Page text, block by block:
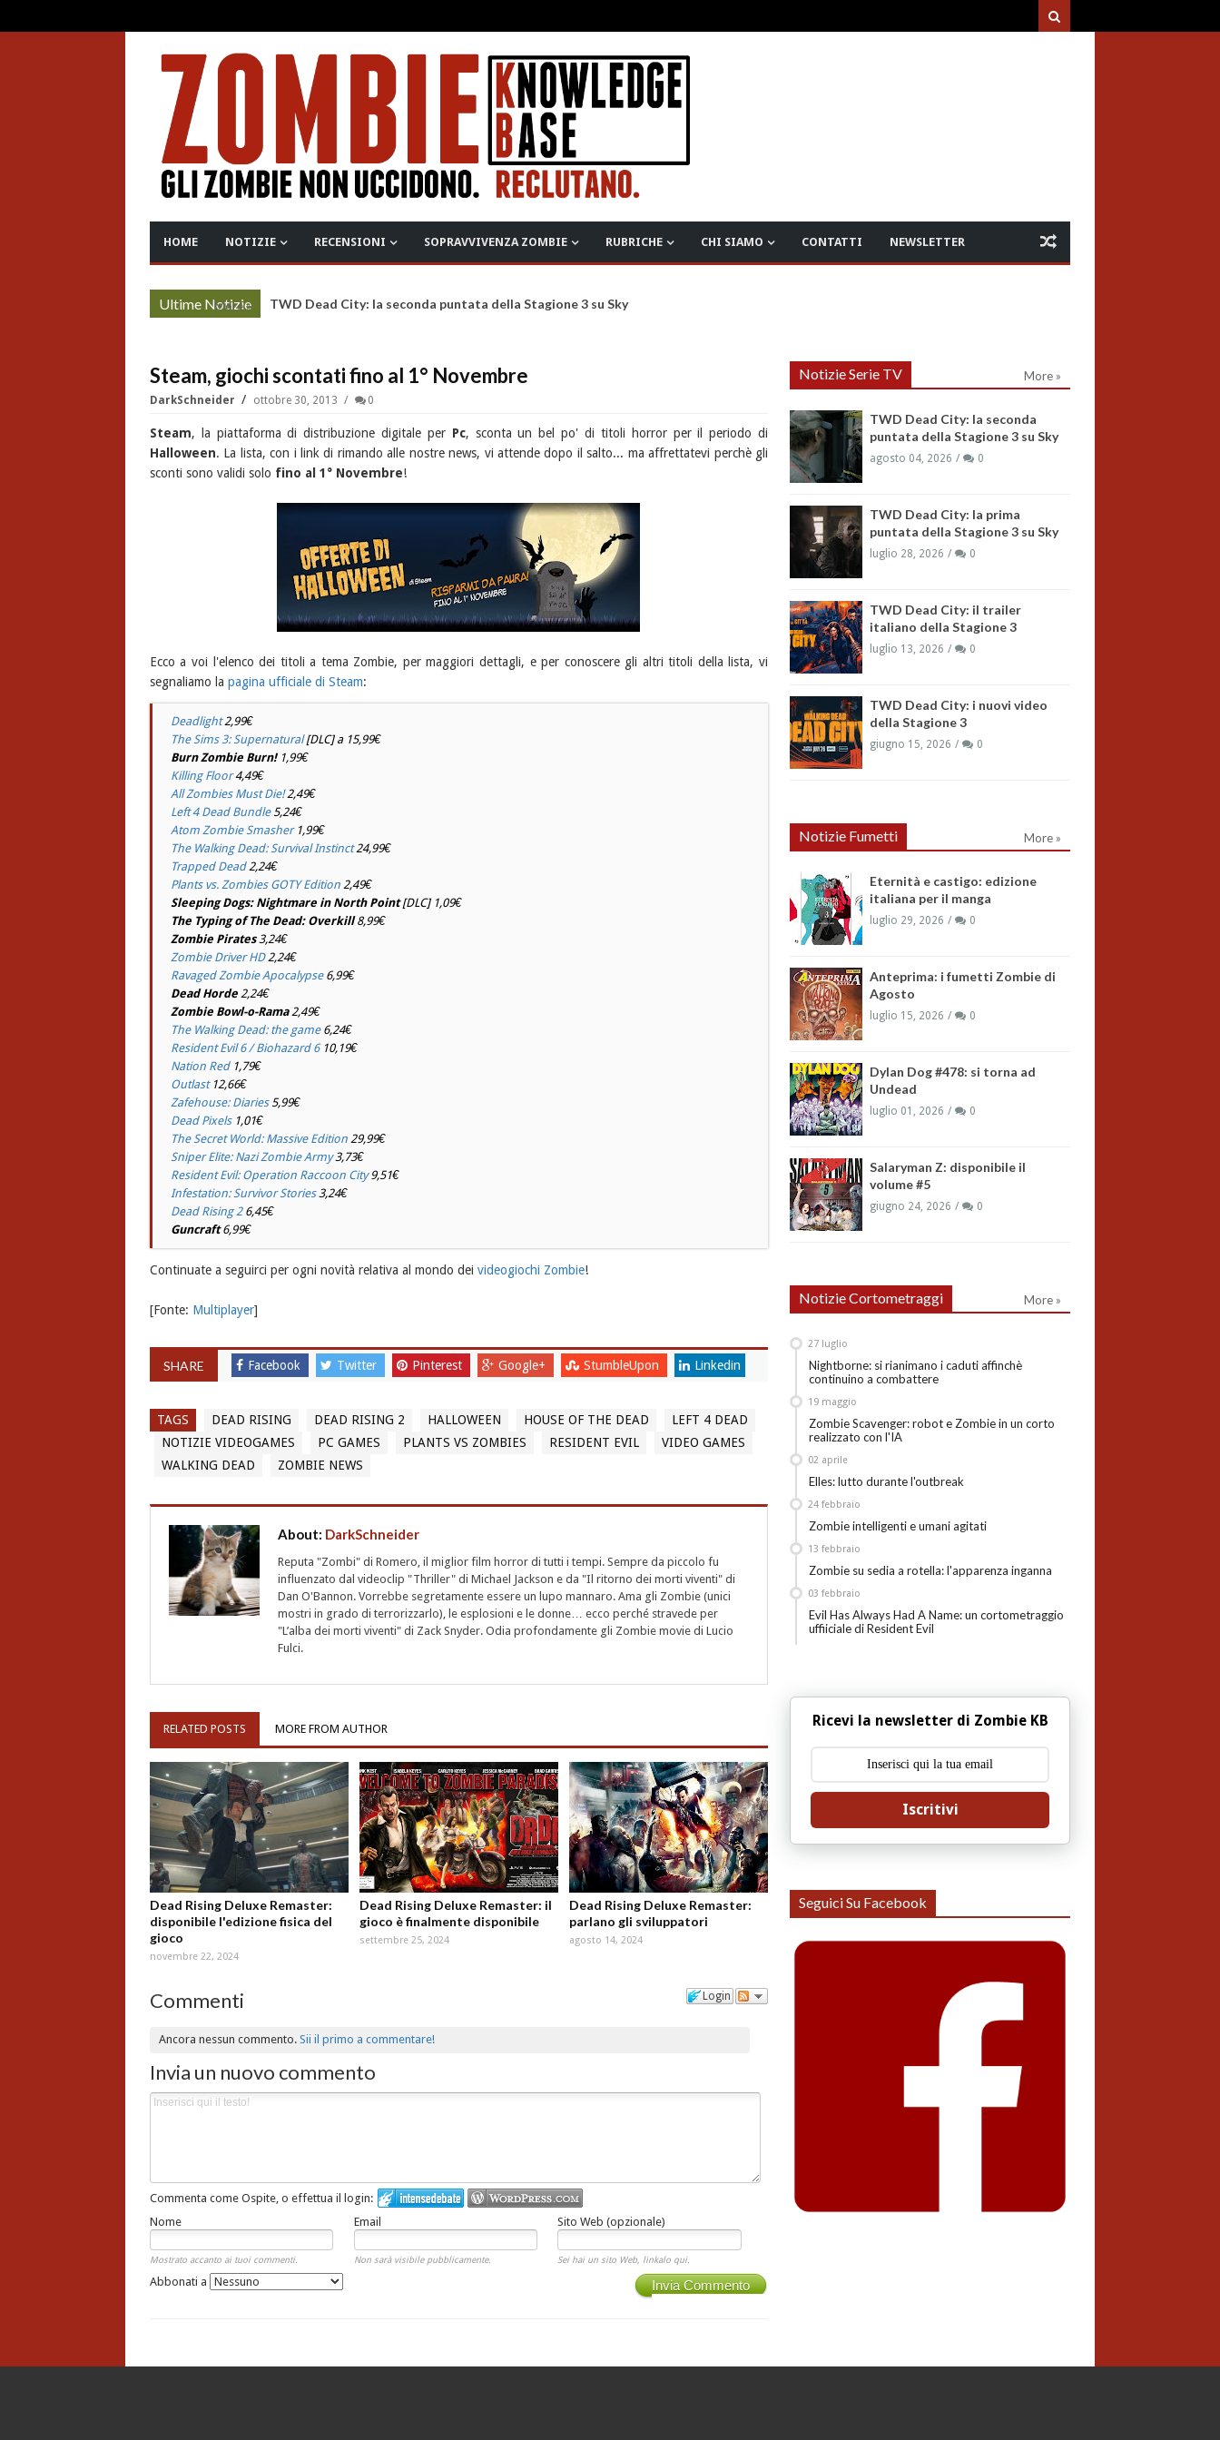
HOME NOTIZIE RECENSIONI SOPRAVVIVENZA ZOMBIE RUBRICHE CHI SIAMO CONTATTI NEWSLETTER
Ultime Notizie
More » TWD Dead City: la seconda puntata della Stagione 3 su Sky
Steam, giochi scontati fino al 1° Novembre
DarkSchneider ottobre 30, 2013 0
Steam, la piattaforma di distribuzione digitale per Pc, sconta un bel po' di titoli horror per il periodo di
Halloween. La lista, con i link di rimando alle nostre news, vi attende dopo il salto... ma affrettatevi perchè gli
sconti sono validi solo fino al 1° Novembre!
Ecco a voi l'elenco dei titoli a tema Zombie, per maggiori dettagli, e per conoscere gli altri titoli della lista, vi
segnaliamo la pagina ufficiale di Steam:
Deadlight2,99€
The Sims 3: Supernatural[DLC] a 15,99€
Burn Zombie Burn!1,99€
Killing Floor4,49€
All Zombies Must Die!2,49€
Left 4 Dead Bundle5,24€
Atom Zombie Smasher1,99€
The Walking Dead: Survival Instinct24,99€
Trapped Dead2,24€
Plants vs. Zombies GOTY Edition2,49€
Sleeping Dogs: Nightmare in North Point[DLC] 1,09€
The Typing of The Dead: Overkill8,99€
Zombie Pirates3,24€
Zombie Driver HD2,24€
Ravaged Zombie Apocalypse6,99€
Dead Horde2,24€
Zombie Bowl-o-Rama2,49€
The Walking Dead: the game6,24€
Resident Evil 6 / Biohazard 610,19€
Nation Red1,79€
Outlast12,66€
Zafehouse: Diaries5,99€
Dead Pixels1,01€
The Secret World: Massive Edition29,99€
Sniper Elite: Nazi Zombie Army3,73€
Resident Evil: Operation Raccoon City9,51€
Infestation: Survivor Stories3,24€
Dead Rising 26,45€
Guncraft6,99€
Continuate a seguirci per ogni novità relativa al mondo dei videogiochi Zombie!
[Fonte: Multiplayer]
SHARE Facebook Twitter Pinterest Google+ StumbleUpon Linkedin
TAGS DEAD RISING DEAD RISING 2 HALLOWEEN HOUSE OF THE DEAD
LEFT 4 DEAD
NOTIZIE VIDEOGAMES
PC GAMES PLANTS VS ZOMBIES RESIDENT EVIL
VIDEO GAMES
WALKING DEAD
ZOMBIE NEWS
About: DarkSchneider
Reputa "Zombi" di Romero, il miglior film horror di tutti i tempi. Sempre da piccolo fu
influenzato dal videoclip "Thriller" di Michael Jackson e da "Il ritorno dei morti viventi" di
Dan O'Bannon. Vorrebbe segretamente essere un lupo mannaro. Ama gli Zombie (unici
mostri in grado di terrorizzarlo), le esplosioni e le donne… ecco perché stravede per
"L’alba dei morti viventi" di Zack Snyder. Odia profondamente gli Zombie movie di Lucio
Fulci.
RELATED POSTS MORE FROM AUTHOR
Dead Rising Deluxe Remaster:
disponibile l'edizione fisica del
gioco
novembre 22, 2024
Dead Rising Deluxe Remaster: il
gioco è finalmente disponibile
settembre 25, 2024
Dead Rising Deluxe Remaster:
parlano gli sviluppatori
agosto 14, 2024
Login
Commenti
Ancora nessun commento.Sii il primo a commentare!
Invia un nuovo commento
Commenta come Ospite, o effettua il login:
Nome
Email Sito Web (opzionale)
Mostrato accanto ai tuoi commenti. Non sarà visibile pubblicamente. Sei hai un sito Web, linkalo qui.
Invia Commento
Abbonati a
Notizie Serie TV More »
TWD Dead City: la seconda
puntata della Stagione 3 su Sky
agosto 04, 2026 0
TWD Dead City: la prima
puntata della Stagione 3 su Sky
luglio 28, 2026 0
TWD Dead City: il trailer
italiano della Stagione 3
luglio 13, 2026 0
TWD Dead City: i nuovi video
della Stagione 3
giugno 15, 2026 0
Notizie Fumetti More »
Eternità e castigo: edizione
italiana per il manga
luglio 29, 2026 0
Anteprima: i fumetti Zombie di
Agosto
luglio 15, 2026 0
Dylan Dog #478: si torna ad
Undead
luglio 01, 2026 0
Salaryman Z: disponibile il
volume #5
giugno 24, 2026 0
Notizie Cortometraggi More »
Nightborne: si rianimano i caduti affinchè
continuino a combattere
27 luglio
Zombie Scavenger: robot e Zombie in un corto
realizzato con l'IA
19 maggio
Elles: lutto durante l'outbreak
02 aprile
Zombie intelligenti e umani agitati
24 febbraio
Zombie su sedia a rotella: l'apparenza inganna
13 febbraio
Evil Has Always Had A Name: un cortometraggio
uffiiciale di Resident Evil
03 febbraio
Ricevi la newsletter di Zombie KB
Iscritivi
Seguici Su Facebook